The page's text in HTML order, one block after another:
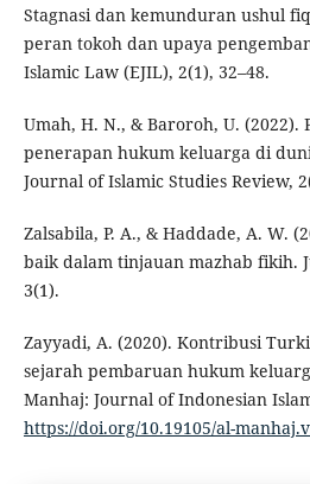
Stagnasi dan kemunduran ushul
peran tokoh dan upaya
Islamic Law (EJIL), 2(1), 32–48.
Umah, H. N., & Baroroh, U. (2022).
penerapan hukum keluarga di
Journal of Islamic Studies Review,
Zalsabila, P. A., & Haddade, A. W.
baik dalam tinjauan mazhab fikih.
3(1).
Zayyadi, A. (2020). Kontribusi
sejarah pembaruan hukum
Manhaj: Journal of Indonesian
https://doi.org/10.19105/al-